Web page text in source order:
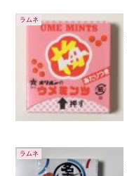
ラムネ
ラムネ